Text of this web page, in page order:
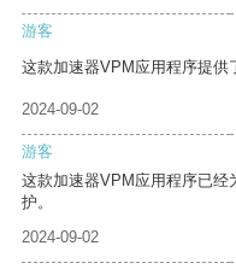
游客
这款加速器VPM应用程序提供
2024-09-02
游客
这款加速器VPM应用程序已经
护。
2024-09-02